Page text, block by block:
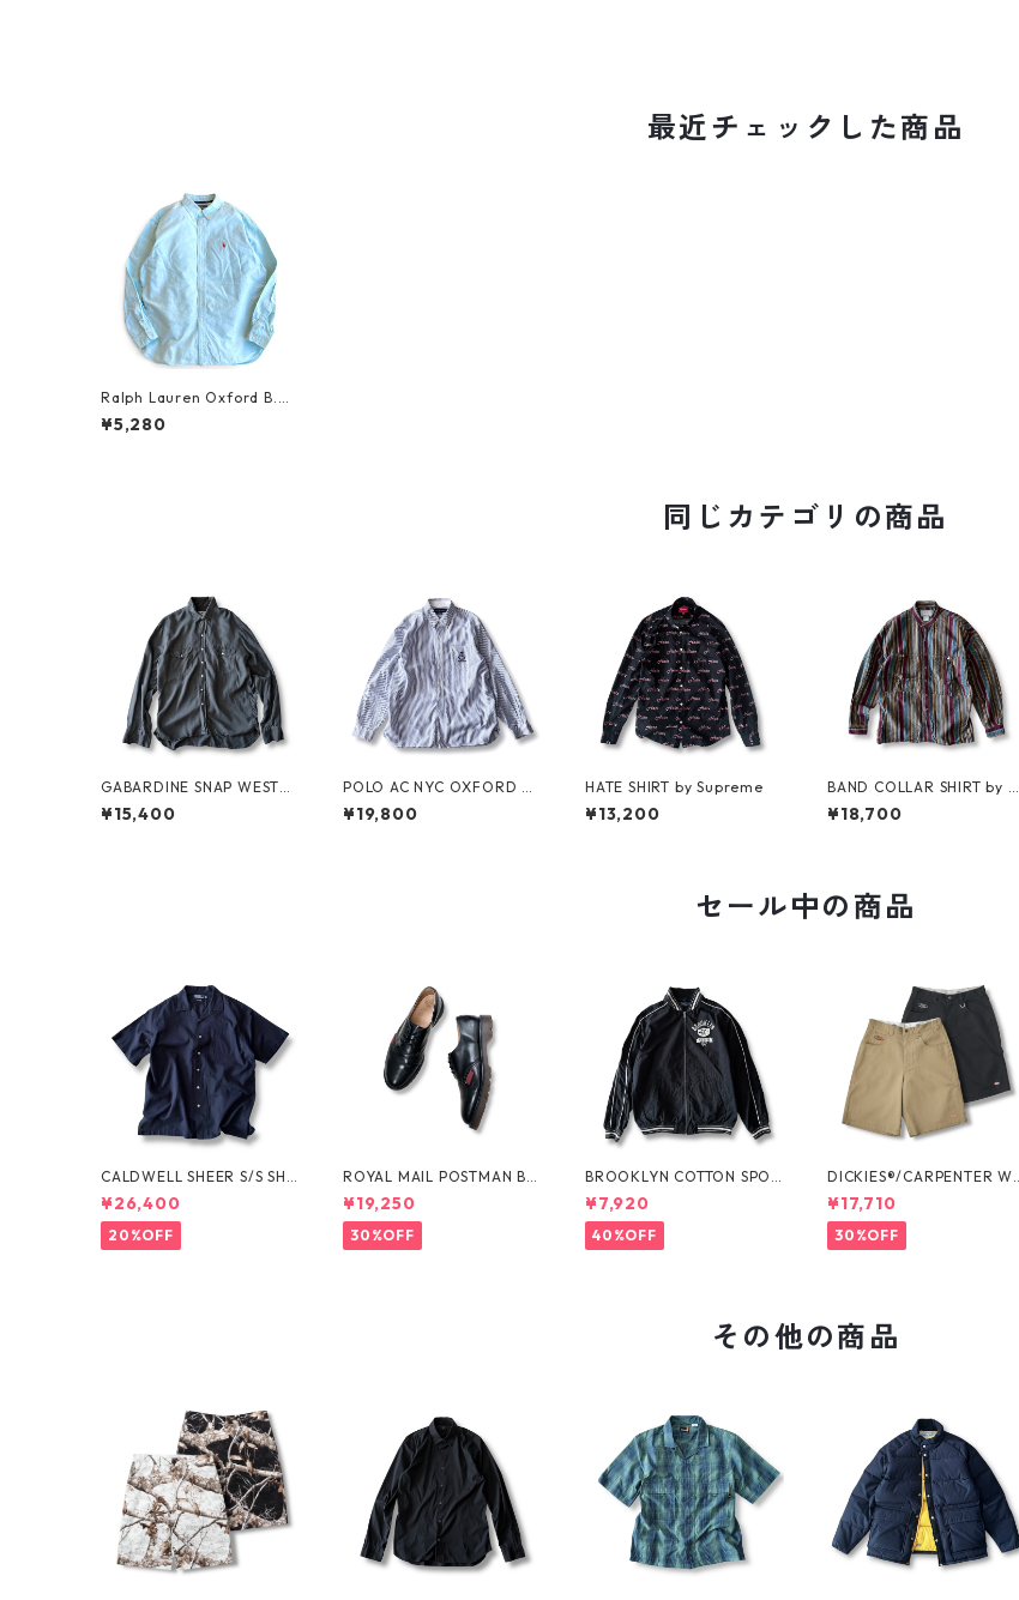
最近チェックした商品
Ralph Lauren Oxford B.D
Shirt_2
¥5,280
同じカテゴリの商品
GABARDINE SNAP WESTER
N SHIRT by WYTHE
¥15,400
POLO AC NYC OXFORD B.
D.SHIRT by Polo Ralph Lau
ren
¥19,800
HATE SHIRT by Supreme
¥13,200
BAND COLLAR SHIRT by M
ARITHÉ FRANÇOIS GIRBA
UD
¥18,700
セール中の商品
CALDWELL SHEER S/S SHI
RT by Polo Ralph Lauren
¥26,400
20%OFF
ROYAL MAIL POSTMAN BO
OTS by Dr.MARTENS
¥19,250
30%OFF
BROOKLYN COTTON SPOR
T JKT by Polo Ralph Laure
n
¥7,920
40%OFF
DICKIES®/CARPENTER WI
DE SHORTS -SEDAN ALL-P
URPOSE-
¥17,710
30%OFF
その他の商品